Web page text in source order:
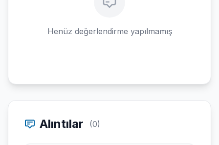
Henüz değerlendirme yapılmamış
Alıntılar (0)